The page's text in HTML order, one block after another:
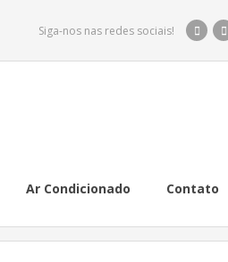
Siga-nos nas redes sociais!
Ar Condicionado Contato